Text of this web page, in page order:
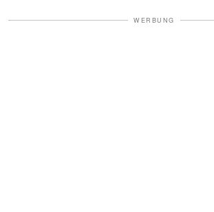
WERBUNG